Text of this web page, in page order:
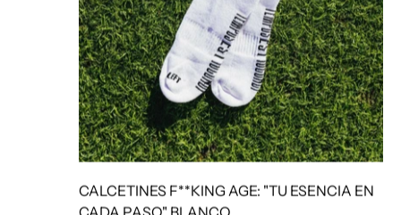
CALCETINES F**KING AGE: "TU ESENCIA EN